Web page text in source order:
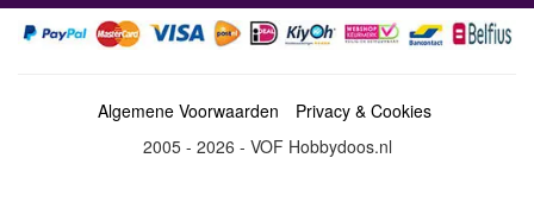
Algemene Voorwaarden
Privacy & Cookies
2005 - 2026 - VOF Hobbydoos.nl